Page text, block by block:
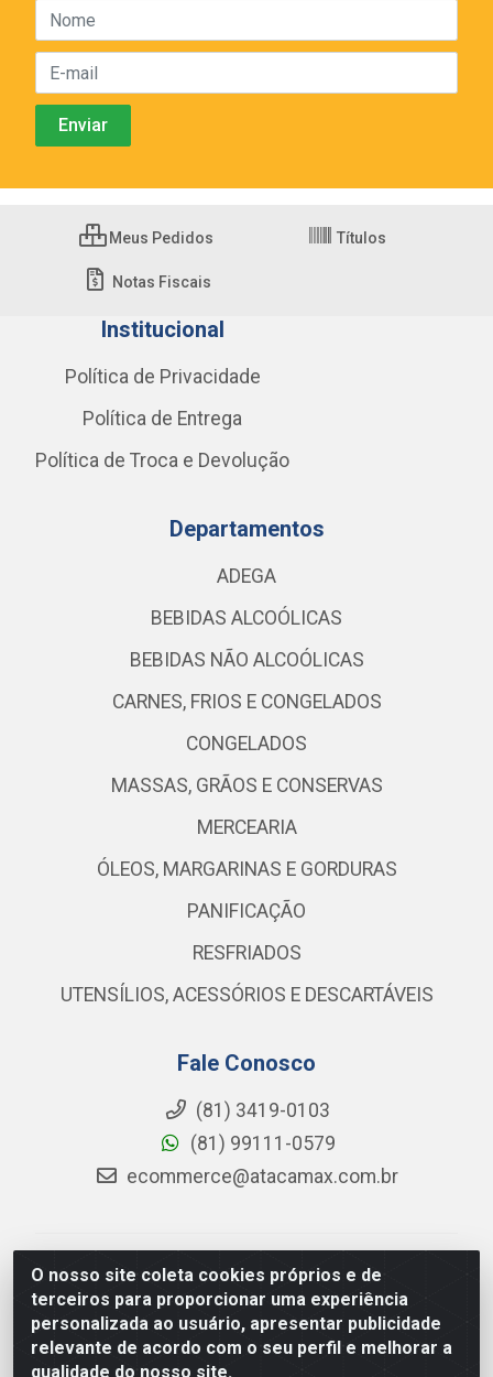
O nosso site coleta cookies próprios e de
terceiros para proporcionar uma experiência
personalizada ao usuário, apresentar publicidade
relevante de acordo com o seu perfil e melhorar a
qualidade do nosso site.
Meus Pedidos Títulos
Notas Fiscais
Institucional
Política de Privacidade
Política de Entrega
Política de Troca e Devolução
Departamentos
ADEGA
BEBIDAS ALCOÓLICAS
BEBIDAS NÃO ALCOÓLICAS
CARNES, FRIOS E CONGELADOS
CONGELADOS
MASSAS, GRÃOS E CONSERVAS
MERCEARIA
ÓLEOS, MARGARINAS E GORDURAS
PANIFICAÇÃO
RESFRIADOS
UTENSÍLIOS, ACESSÓRIOS E DESCARTÁVEIS
Fale Conosco
(81) 3419-0103
(81) 99111-0579
ecommerce@atacamax.com.br
Atacamax Importadora de Alimentos LTDA - RODOVIA
BR-101 - SUL, KM 79,60 GP E GALPAO:D - Muribeca,
Jaboatão dos Guararapes - PE, 54355-010 - CNPJ